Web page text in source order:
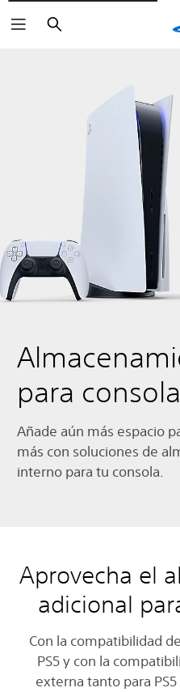
Buscar
para
Añade aún más espacio
más con soluciones de
interno para tu consola.
Aprovecha el
adicional
Con la compatibilidad
PS5 y con la
externa tanto para